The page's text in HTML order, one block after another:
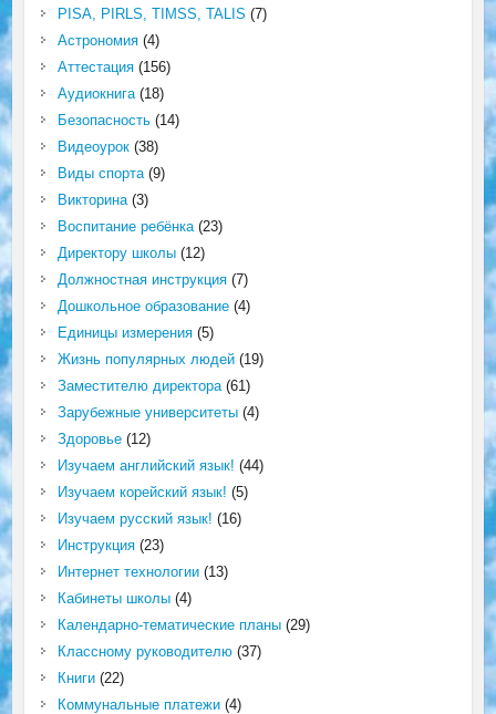
PISA, PIRLS, TIMSS, TALIS (7)
Астрономия(4)
Аттестация(156)
Аудиокнига(18)
Безопасность(14)
Видеоурок(38)
Виды спорта(9)
Викторина(3)
Воспитание ребёнка(23)
Директору школы(12)
Должностная инструкция(7)
Дошкольное образование(4)
Единицы измерения(5)
Жизнь популярных людей(19)
Заместителю директора(61)
Зарубежные университеты(4)
Здоровье(12)
Изучаем английский язык! (44)
Изучаем корейский язык! (5)
Изучаем русский язык! (16)
Инструкция(23)
Интернет технологии(13)
Кабинеты школы(4)
Календарно-тематические планы(29)
Классному руководителю(37)
Книги(22)
Коммунальные платежи(4)